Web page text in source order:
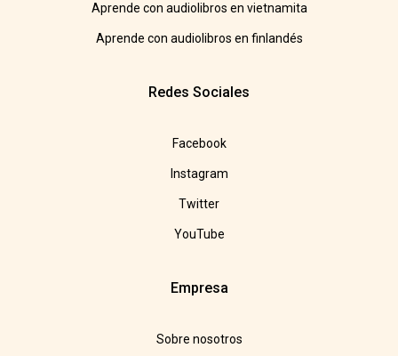
Aprende con audiolibros en vietnamita
Aprende con audiolibros en finlandés
Redes Sociales
Facebook
Instagram
Twitter
YouTube
Empresa
Sobre nosotros